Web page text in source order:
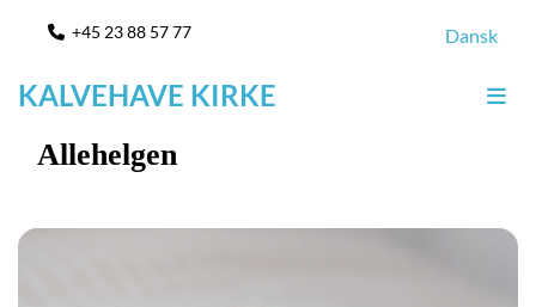
 +45 23 88 57 77 Dansk
KALVEHAVE KIRKE
Allehelgen